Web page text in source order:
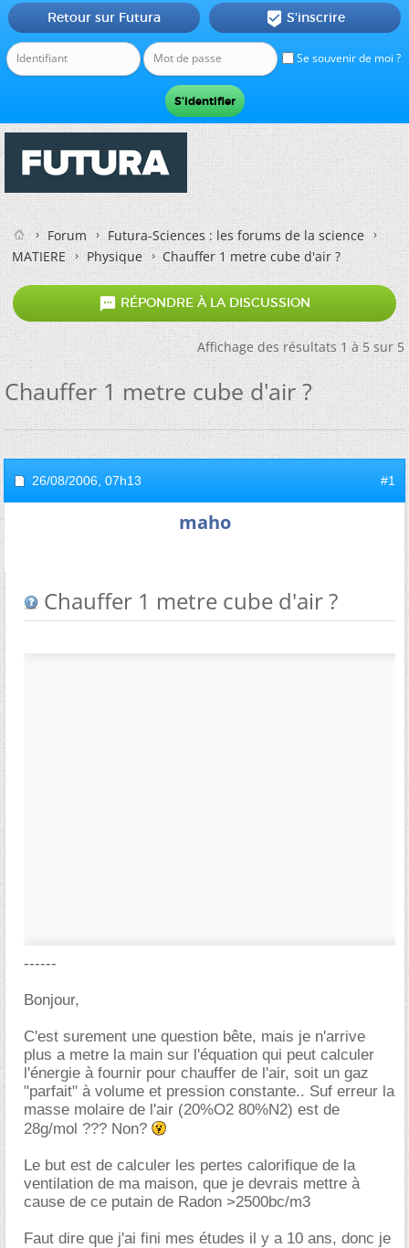
Se souvenir de moi ?
Retour sur Futura  S'inscrire
Forum
Futura-Sciences : les forums de la science
MATIERE
Physique Chauffer 1 metre cube d'air ?
 RÉPONDRE À LA DISCUSSION
Affichage des résultats 1 à 5 sur 5
Chauffer 1 metre cube d'air ?
26/08/2006, 07h13 #1
maho
Chauffer 1 metre cube d'air ?
------
Bonjour,
C'est surement une question bête, mais je n'arrive
plus a metre la main sur l'équation qui peut calculer
l'énergie à fournir pour chauffer de l'air, soit un gaz
"parfait" à volume et pression constante.. Suf erreur la
masse molaire de l'air (20%O2 80%N2) est de
28g/mol ??? Non?
Le but est de calculer les pertes calorifique de la
ventilation de ma maison, que je devrais mettre à
cause de ce putain de Radon >2500bc/m3
Faut dire que j'ai fini mes études il y a 10 ans, donc je